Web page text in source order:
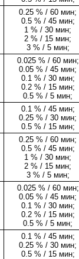
0.25 % / 60 мин;
0.5 % / 45 мин;
1 % / 30 мин;
2 % / 15 мин;
3 % / 5 мин;
0.025 % / 60 мин;
0.05 % / 45 мин;
0.1 % / 30 мин;
0.2 % / 15 мин;
0.5 % / 5 мин;
0.1 % / 45 мин;
0.25 % / 30 мин;
0.5 % / 15 мин;
0.25 % / 60 мин;
0.5 % / 45 мин;
1 % / 30 мин;
2 % / 15 мин;
3 % / 5 мин;
0.025 % / 60 мин;
0.05 % / 45 мин;
0.1 % / 30 мин;
0.2 % / 15 мин;
0.5 % / 5 мин;
0.1 % / 45 мин;
0.25 % / 30 мин;
0.5 % / 15 мин;